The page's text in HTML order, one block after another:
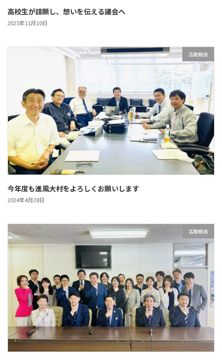
高校生が請願し、想いを伝える議会へ
2025年11月10日
活動報告
今年度も進風大村をよろしくお願いします
2024年4月28日
活動報告